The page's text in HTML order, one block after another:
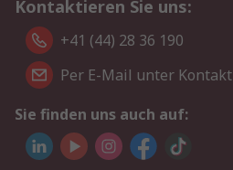
Kontaktieren Sie uns:
+41 (44) 28 36 190
Per E-Mail unter Kontakt
Sie finden uns auch auf: